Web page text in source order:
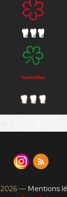
2026 — Mentions